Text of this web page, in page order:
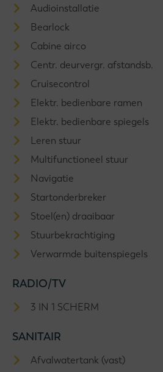
Audioinstallatie
Bearlock
Cabine airco
Centr. deurvergr. afstandsb.
Cruisecontrol
Elektr. bedienbare ramen
Elektr. bedienbare spiegels
Leren stuur
Multifunctioneel stuur
Navigatie
Startonderbreker
Stoel(en) draaibaar
Stuurbekrachtiging
Verwarmde buitenspiegels
RADIO/TV
3 IN 1 SCHERM
SANITAIR
Afvalwatertank (vast)